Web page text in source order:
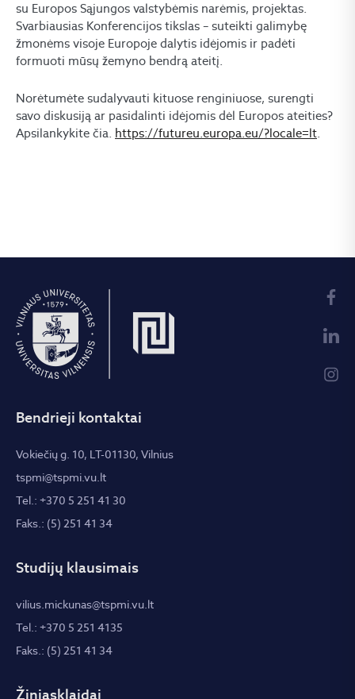
su Europos Sąjungos valstybėmis narėmis, projektas.
Svarbiausias Konferencijos tikslas – suteikti galimybę
žmonėms visoje Europoje dalytis idėjomis ir padėti
formuoti mūsų žemyno bendrą ateitį.
Norėtumėte sudalyvauti kituose renginiuose, surengti
savo diskusiją ar pasidalinti idėjomis dėl Europos ateities?
Apsilankykite čia. https://futureu.europa.eu/?locale=lt.
Bendrieji kontaktai
Vokiečių g. 10, LT-01130, Vilnius
tspmi@tspmi.vu.lt
Tel.: +370 5 251 41 30
Faks.: (5) 251 41 34
Studijų klausimais
vilius.mickunas@tspmi.vu.lt
Tel.: +370 5 251 4135
Faks.: (5) 251 41 34
Žiniasklaidai